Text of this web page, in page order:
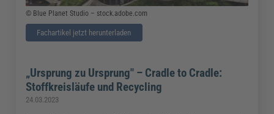
© Blue Planet Studio – stock.adobe.com
Fachartikel jetzt herunterladen
„Ursprung zu Ursprung" – Cradle to Cradle:
Stoffkreisläufe und Recycling
24.03.2023